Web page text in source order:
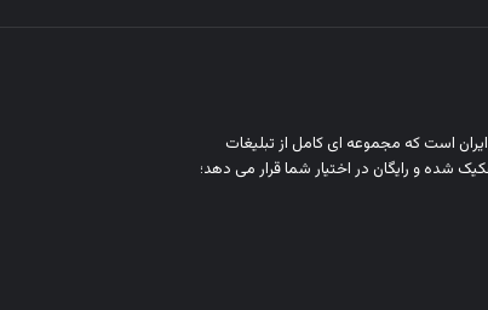
ایران است که مجموعه‌ ای کامل از تبلیغات
شده و رایگان در اختیار شما قرار می‌ دهد؛